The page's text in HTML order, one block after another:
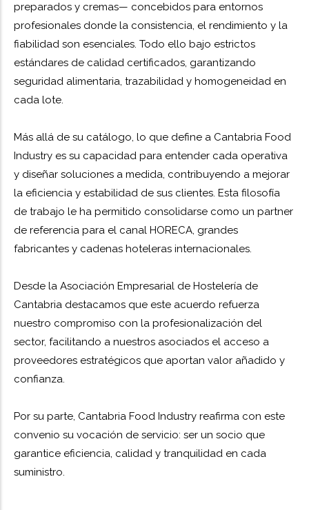
preparados y cremas— concebidos para entornos
profesionales donde la consistencia, el rendimiento y la
fiabilidad son esenciales. Todo ello bajo estrictos
estándares de calidad certificados, garantizando
seguridad alimentaria, trazabilidad y homogeneidad en
cada lote.
Más allá de su catálogo, lo que define a Cantabria Food
Industry es su capacidad para entender cada operativa
y diseñar soluciones a medida, contribuyendo a mejorar
la eficiencia y estabilidad de sus clientes. Esta filosofía
de trabajo le ha permitido consolidarse como un partner
de referencia para el canal HORECA, grandes
fabricantes y cadenas hoteleras internacionales.
Desde la Asociación Empresarial de Hostelería de
Cantabria destacamos que este acuerdo refuerza
nuestro compromiso con la profesionalización del
sector, facilitando a nuestros asociados el acceso a
proveedores estratégicos que aportan valor añadido y
confianza.
Por su parte, Cantabria Food Industry reafirma con este
convenio su vocación de servicio: ser un socio que
garantice eficiencia, calidad y tranquilidad en cada
suministro.